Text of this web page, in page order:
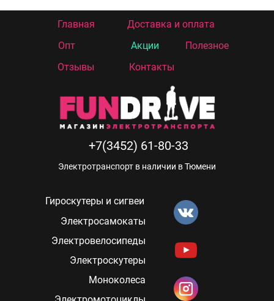
Гироскутеры и сигвеи
Электросамокаты
Электровелосипеды
Электроскутеры
Моноколеса
Главная
Доставка и оплата
Опт
Отзывы
Акции
Контакты
+7(3452) 61-80-33
Электротранспорт в наличии в Тюмени
Полезное